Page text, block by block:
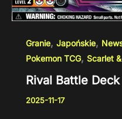
Granie, Japońskie,
Pokemon TCG, Scarlet
Rival Battle
2025-11-17